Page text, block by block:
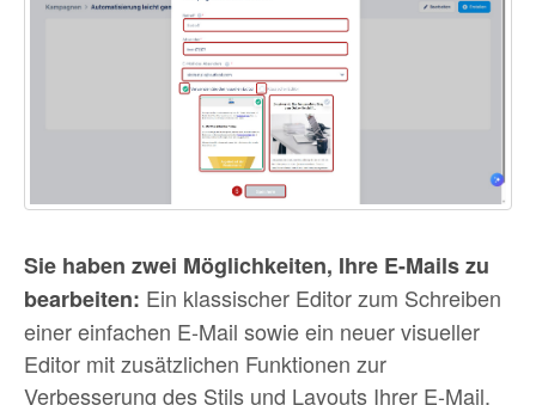
Sie haben zwei Möglichkeiten, Ihre E-Mails zu
bearbeiten: Ein klassischer Editor zum Schreiben
einer einfachen E-Mail sowie ein neuer visueller
Editor mit zusätzlichen Funktionen zur
Verbesserung des Stils und Layouts Ihrer E-Mail.